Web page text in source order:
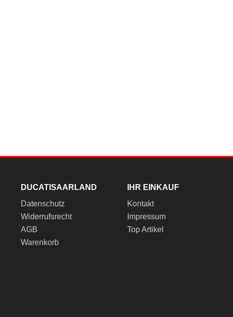
DUCATISAARLAND
Datenschutz
Widerrufsrecht
AGB
Warenkorb
IHR EINKAUF
Kontakt
Impressum
Top Artikel